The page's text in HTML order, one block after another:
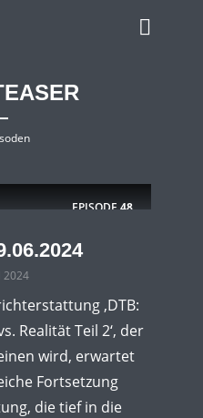
EPISODE48
2024
‚DTB:
Realität Teil 2‘, der
wird, erwartet
Fortsetzung
die tief in die